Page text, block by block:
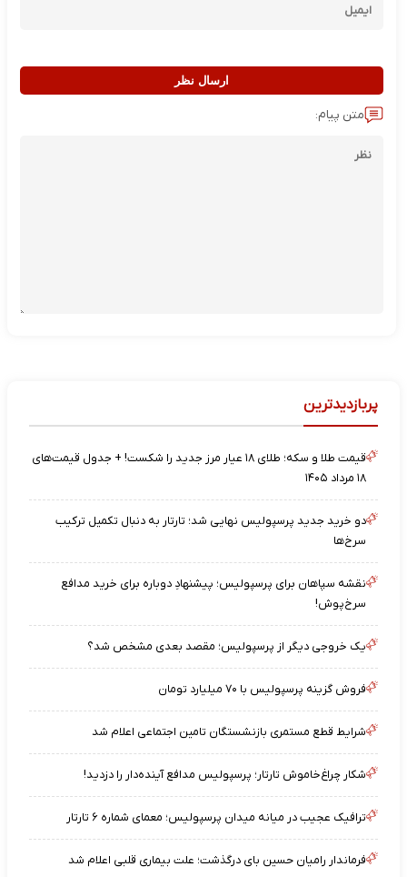
ارسال نظر
متن پیام:
پربازدیدترین
قیمت طلا و سکه؛ طلای ۱۸ عیار مرز جدید را شکست! + جدول قیمت‌های
۱۸ مرداد ۱۴۰۵
دو خرید جدید پرسپولیس نهایی شد؛ تارتار به دنبال تکمیل ترکیب
سرخ‌ها
نقشه‌ سپاهان برای پرسپولیس؛ پیشنهادِ دوباره برای خرید مدافع
سرخ‌پوش!
یک خروجی دیگر از پرسپولیس؛ مقصد بعدی مشخص شد؟
فروش گزینه پرسپولیس با ۷۰ میلیارد تومان
شرایط قطع مستمری بازنشستگان تامین اجتماعی اعلام شد
شکار چراغ‌خاموش تارتار؛ پرسپولیس مدافع آینده‌دار را دزدید!
ترافیک عجیب در میانه میدان پرسپولیس؛ معمای شماره ۶ تارتار
فرماندار رامیان حسین بای درگذشت؛ علت بیماری قلبی اعلام شد